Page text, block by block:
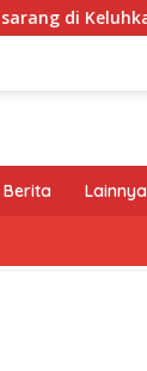
Warga
Lainnya